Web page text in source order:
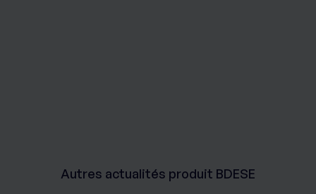
Autres actualités produit BDESE